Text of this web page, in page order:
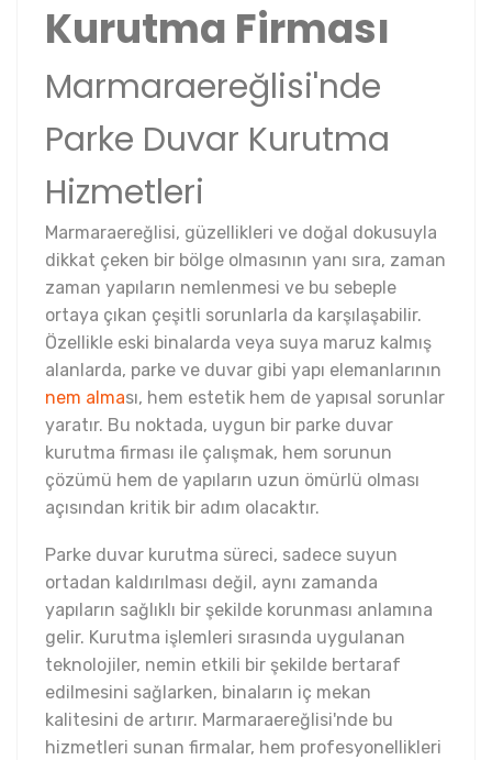
Kurutma Firması
Marmaraereğlisi'nde
Parke Duvar Kurutma
Hizmetleri
Marmaraereğlisi, güzellikleri ve doğal dokusuyla
dikkat çeken bir bölge olmasının yanı sıra, zaman
zaman yapıların nemlenmesi ve bu sebeple
ortaya çıkan çeşitli sorunlarla da karşılaşabilir.
Özellikle eski binalarda veya suya maruz kalmış
alanlarda, parke ve duvar gibi yapı elemanlarının
nem alması, hem estetik hem de yapısal sorunlar
yaratır. Bu noktada, uygun bir parke duvar
kurutma firması ile çalışmak, hem sorunun
çözümü hem de yapıların uzun ömürlü olması
açısından kritik bir adım olacaktır.
Parke duvar kurutma süreci, sadece suyun
ortadan kaldırılması değil, aynı zamanda
yapıların sağlıklı bir şekilde korunması anlamına
gelir. Kurutma işlemleri sırasında uygulanan
teknolojiler, nemin etkili bir şekilde bertaraf
edilmesini sağlarken, binaların iç mekan
kalitesini de artırır. Marmaraereğlisi'nde bu
hizmetleri sunan firmalar, hem profesyonellikleri